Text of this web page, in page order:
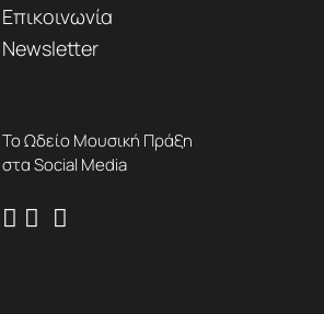
Επικοινωνία
Newsletter
Το Ωδείο Μουσική Πράξη
στα Social Media
  